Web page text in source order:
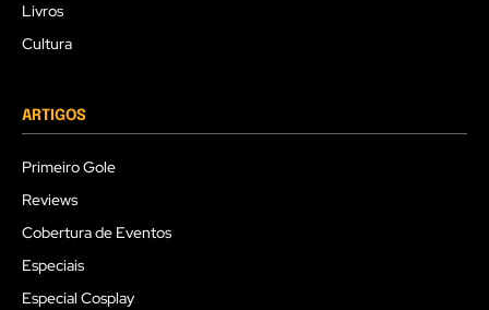
Livros
Cultura
ARTIGOS
Primeiro Gole
Reviews
Cobertura de Eventos
Especiais
Especial Cosplay